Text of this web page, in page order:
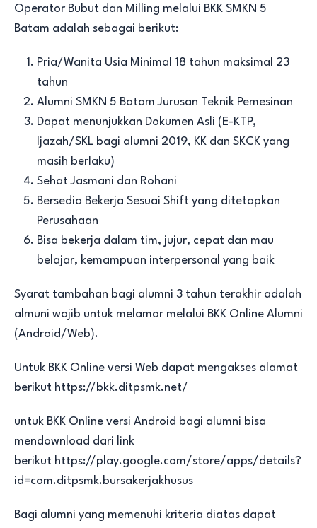
Operator Bubut dan Milling melalui BKK SMKN 5
Batam adalah sebagai berikut:
Pria/Wanita Usia Minimal 18 tahun maksimal 23
tahun
Alumni SMKN 5 Batam Jurusan Teknik Pemesinan
Dapat menunjukkan Dokumen Asli (E-KTP,
Ijazah/SKL bagi alumni 2019, KK dan SKCK yang
masih berlaku)
Sehat Jasmani dan Rohani
Bersedia Bekerja Sesuai Shift yang ditetapkan
Perusahaan
Bisa bekerja dalam tim, jujur, cepat dan mau
belajar, kemampuan interpersonal yang baik
Syarat tambahan bagi alumni 3 tahun terakhir adalah
almuni wajib untuk melamar melalui BKK Online Alumni
(Android/Web).
Untuk BKK Online versi Web dapat mengakses alamat
berikut https://bkk.ditpsmk.net/
untuk BKK Online versi Android bagi alumni bisa
mendownload dari link
berikut https://play.google.com/store/apps/details?
id=com.ditpsmk.bursakerjakhusus
Bagi alumni yang memenuhi kriteria diatas dapat